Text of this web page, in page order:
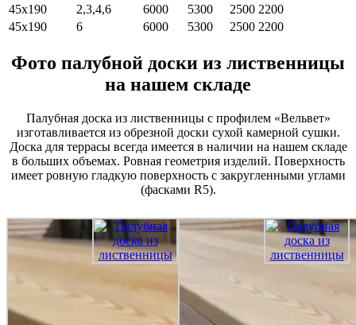
45х190
2,3,4,6 6000 5300 2500 2200
45х190
6 6000 5300 2500 2200
Фото палубной доски из лиственницы
на нашем складе
Палубная доска из лиственницы с профилем «Вельвет»
изготавливается из обрезной доски сухой камерной сушки.
Доска для террасы всегда имеется в наличии на нашем складе
в больших объемах. Ровная геометрия изделий. Поверхность
имеет ровную гладкую поверхность с закругленными углами
(фасками R5).